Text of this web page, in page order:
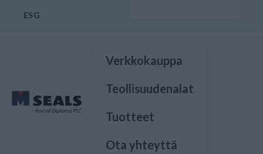
ESG
Verkkokauppa
Teollisuudenalat
Tuotteet
Ota yhteyttä